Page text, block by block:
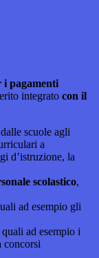
i pagamenti
integrato con il
scuole agli
a
d’istruzione, la
scolastico,
ad esempio gli
quali ad esempio i
concorsi